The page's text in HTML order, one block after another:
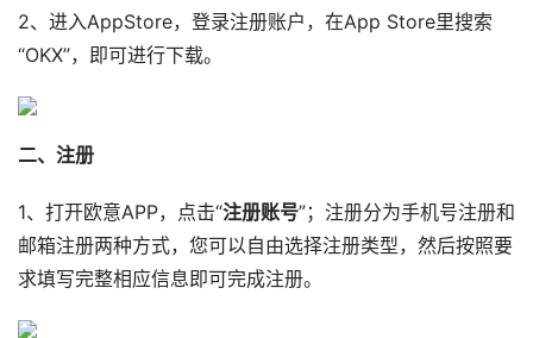
2、进入AppStore，登录注册账户，在App Store里搜索
“OKX”，即可进行下载。
二、注册
1、打开欧意APP，点击“注册账号”；注册分为手机号注册和
邮箱注册两种方式，您可以自由选择注册类型，然后按照要
求填写完整相应信息即可完成注册。